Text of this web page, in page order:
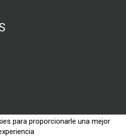
para proporcionarle una mejor